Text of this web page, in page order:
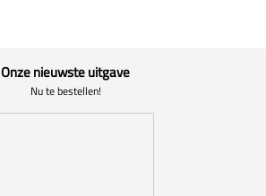
Onze nieuwste uitgave
Nu te bestellen!